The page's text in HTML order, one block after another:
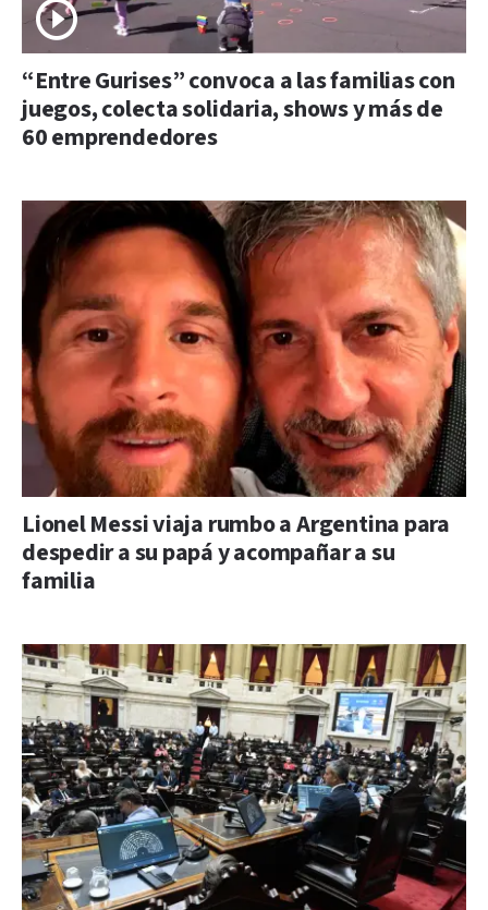
“Entre Gurises” convoca a las familias con
juegos, colecta solidaria, shows y más de
60 emprendedores
Lionel Messi viaja rumbo a Argentina para
despedir a su papá y acompañar a su
familia